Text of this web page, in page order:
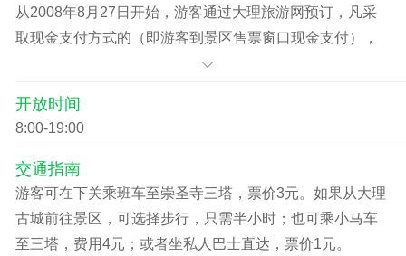
从2008年8月27日开始，游客通过大理旅游网预订，凡采
取现金支付方式的（即游客到景区售票窗口现金支付），
即享受8折优惠通过网络予预订，凡采取在线支付方式的
网络预订景区门票执行价格：
船（含南诏风情岛）113元、南诏风情岛40元、蝴蝶泉48
元、天龙八
开放时间
8:00-19:00
交通指南
游客可在下关乘班车至崇圣寺三塔，票价3元。如果从大理
古城前往景区，可选择步行，只需半小时；也可乘小马车
至三塔，费用4元；或者坐私人巴士直达，票价1元。